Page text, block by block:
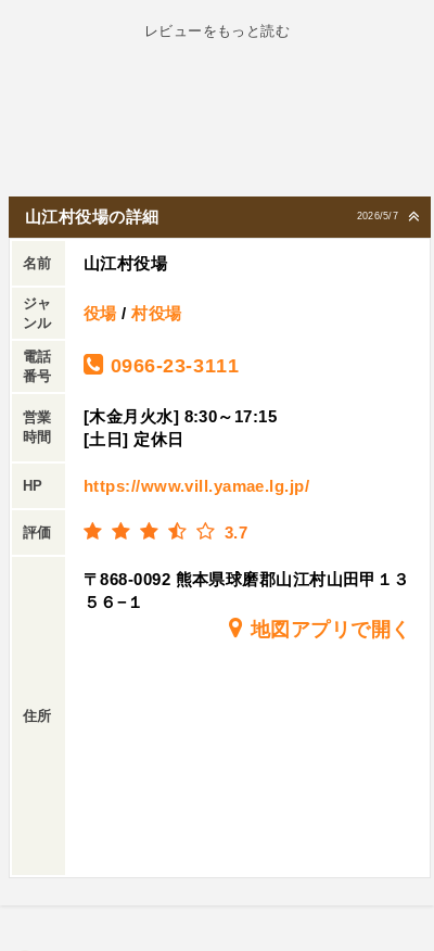
レビューをもっと読む
2026/5/7
山江村役場の詳細
名前 山江村役場
ジャ
ンル
役場/村役場
電話
番号
0966-23-3111
営業
時間
[木金月火水] 8:30～17:15
[土日] 定休日
HP https://www.vill.yamae.lg.jp/
評価 3.7
住所
〒868-0092 熊本県球磨郡山江村山田甲１３
５６−１
地図アプリで開く